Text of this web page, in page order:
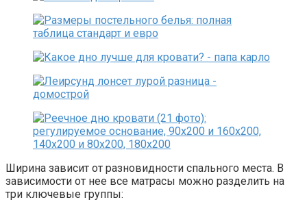
Ширина зависит от разновидности спального места. В
зависимости от нее все матрасы можно разделить на
три ключевые группы: